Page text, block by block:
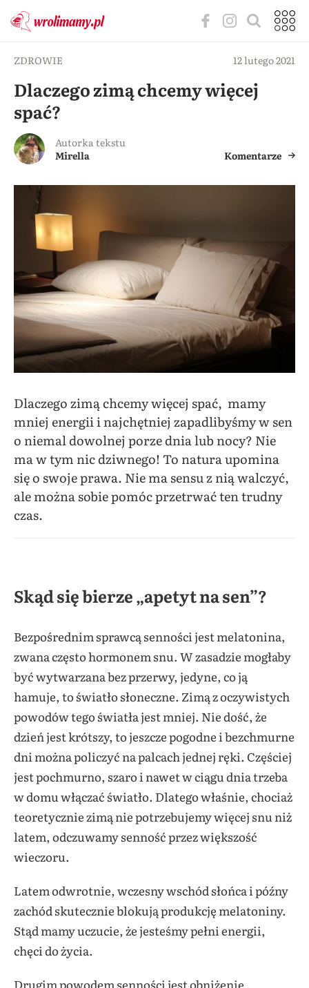
ZDROWIE 12 lutego 2021
Dlaczego zimą chcemy więcej
spać?
Autorka tekstu
Mirella
Komentarze
Dlaczego zimą chcemy więcej spać, mamy
mniej energii i najchętniej zapadlibyśmy w sen
o niemal dowolnej porze dnia lub nocy? Nie
ma w tym nic dziwnego! To natura upomina
się o swoje prawa. Nie ma sensu z nią walczyć,
ale można sobie pomóc przetrwać ten trudny
czas.
Skąd się bierze „apetyt na sen”?
Bezpośrednim sprawcą senności jest melatonina,
zwana często hormonem snu. W zasadzie mogłaby
być wytwarzana bez przerwy, jedyne, co ją
hamuje, to światło słoneczne. Zimą z oczywistych
powodów tego światła jest mniej. Nie dość, że
dzień jest krótszy, to jeszcze pogodne i bezchmurne
dni można policzyć na palcach jednej ręki. Częściej
jest pochmurno, szaro i nawet w ciągu dnia trzeba
w domu włączać światło. Dlatego właśnie, chociaż
teoretycznie zimą nie potrzebujemy więcej snu niż
latem, odczuwamy senność przez większość
wieczoru.
Latem odwrotnie, wczesny wschód słońca i późny
zachód skutecznie blokują produkcję melatoniny.
Stąd mamy uczucie, że jesteśmy pełni energii,
chęci do życia.
Drugim powodem senności jest obniżenie